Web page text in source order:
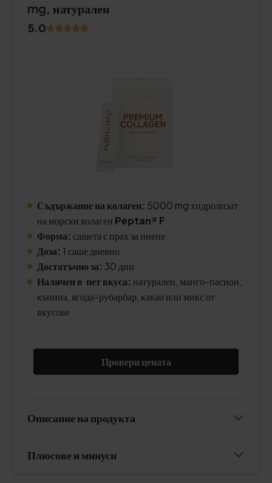
mg, натурален
5.0
Съдържание на колаген: 5000 mg хидролизат
на морски колаген Peptan® F
Форма: сашета с прах за пиене
Доза: 1 саше дневно
Достатъчно за: 30 дни
Наличен в пет вкуса: натурален, манго-пасион,
къпина, ягода-рубарбар, какао или микс от
вкусове
Провери цената
Описание на продукта
Плюсове и минуси